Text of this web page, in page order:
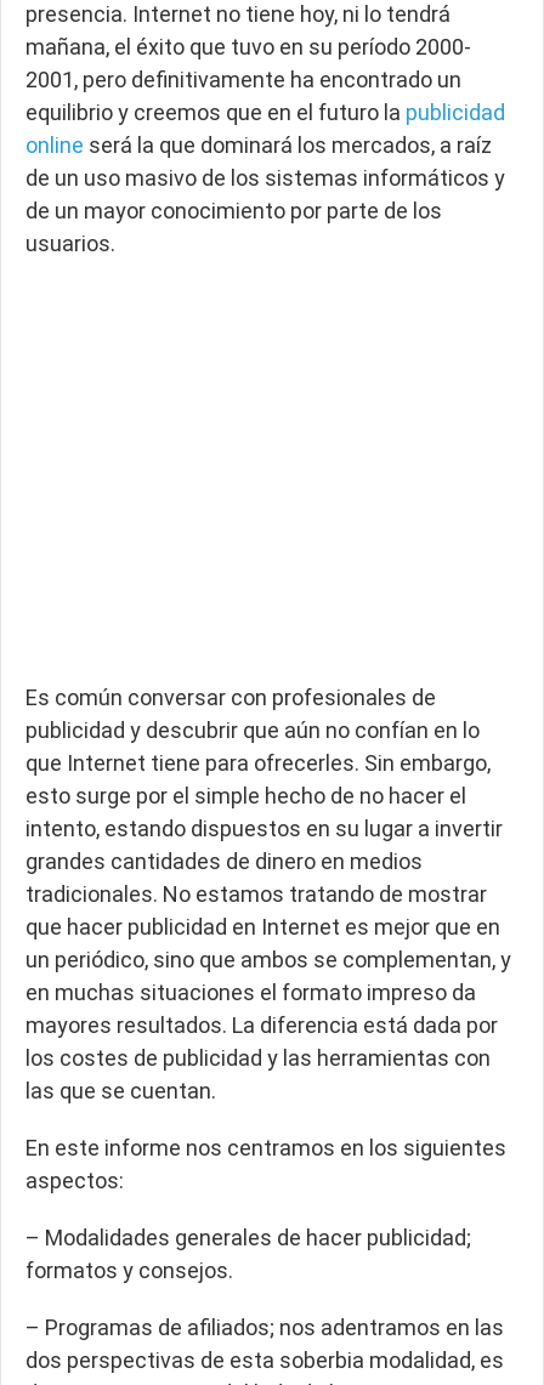
presencia. Internet no tiene hoy, ni lo tendrá
mañana, el éxito que tuvo en su período 2000-
2001, pero definitivamente ha encontrado un
equilibrio y creemos que en el futuro la publicidad
online será la que dominará los mercados, a raíz
de un uso masivo de los sistemas informáticos y
de un mayor conocimiento por parte de los
usuarios.
Es común conversar con profesionales de
publicidad y descubrir que aún no confían en lo
que Internet tiene para ofrecerles. Sin embargo,
esto surge por el simple hecho de no hacer el
intento, estando dispuestos en su lugar a invertir
grandes cantidades de dinero en medios
tradicionales. No estamos tratando de mostrar
que hacer publicidad en Internet es mejor que en
un periódico, sino que ambos se complementan, y
en muchas situaciones el formato impreso da
mayores resultados. La diferencia está dada por
los costes de publicidad y las herramientas con
las que se cuentan.
En este informe nos centramos en los siguientes
aspectos:
– Modalidades generales de hacer publicidad;
formatos y consejos.
– Programas de afiliados; nos adentramos en las
dos perspectivas de esta soberbia modalidad, es